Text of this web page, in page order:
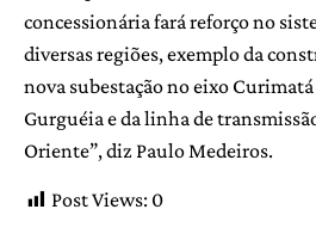
concessionária fará reforço no
diversas regiões, exemplo da
nova subestação no eixo Curimatá
Gurguéia e da linha de
Oriente”, diz Paulo Medeiros.
Post Views: 0